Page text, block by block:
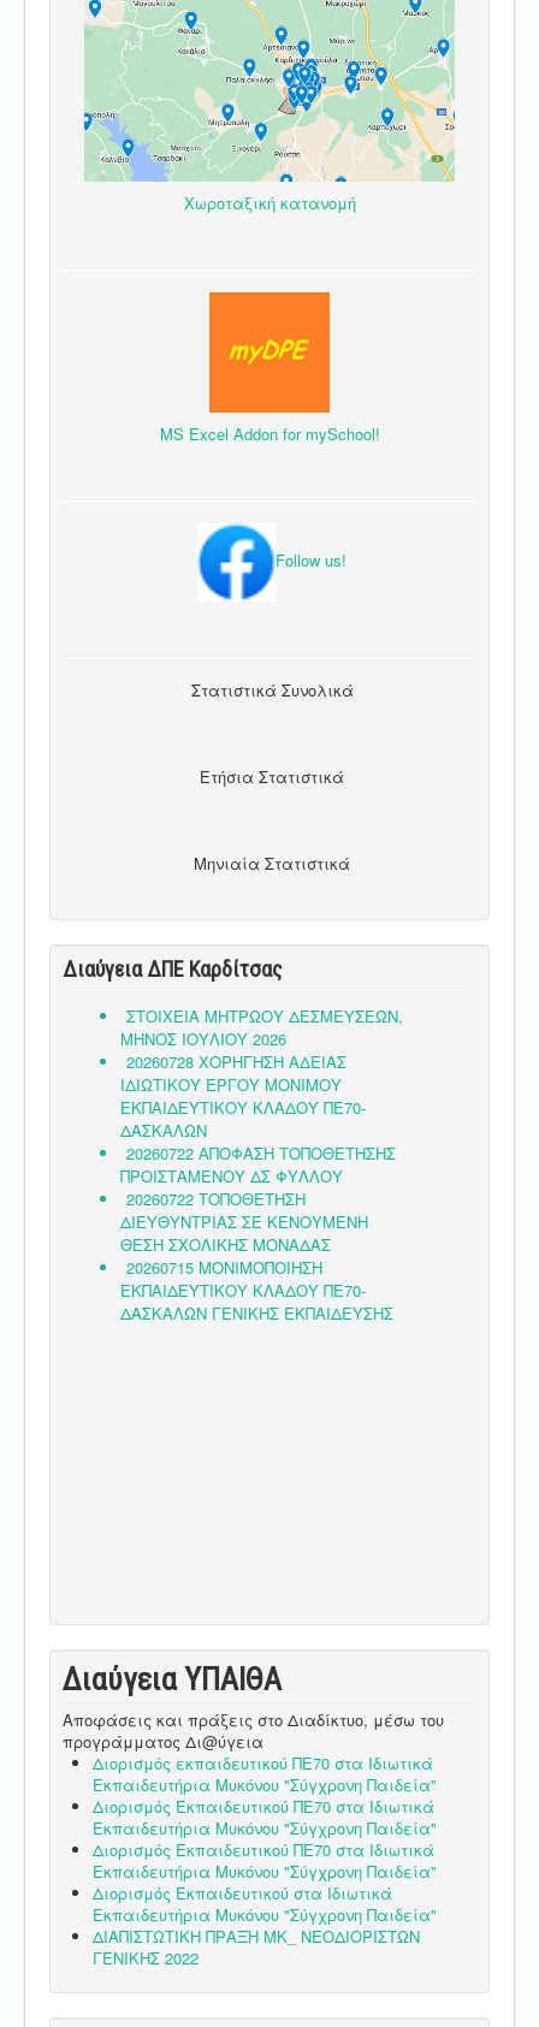
Χωροταξική κατανομή
MS Excel Addon for mySchool!
Follow us!
Στατιστικά Συνολικά
Ετήσια Στατιστικά
Μηνιαία Στατιστικά
Διαύγεια ΔΠΕ Καρδίτσας
Διαύγεια ΥΠΑΙΘA
Αποφάσεις και πράξεις στο Διαδίκτυο, μέσω του
προγράμματος Δι@ύγεια
Διορισμός εκπαιδευτικού ΠΕ70 στα Ιδιωτικά
Εκπαιδευτήρια Μυκόνου "Σύγχρονη Παιδεία"
Διορισμός Εκπαιδευτικού ΠΕ70 στα Ιδιωτικά
Εκπαιδευτήρια Μυκόνου "Σύγχρονη Παιδεία"
Διορισμός Εκπαιδευτικού ΠΕ70 στα Ιδιωτικά
Εκπαιδευτήρια Μυκόνου "Σύγχρονη Παιδεία"
Διορισμός Εκπαιδευτικού στα Ιδιωτικά
Εκπαιδευτήρια Μυκόνου "Σύγχρονη Παιδεία"
ΔΙΑΠΙΣΤΩΤΙΚΗ ΠΡΑΞΗ ΜΚ_ ΝΕΟΔΙΟΡΙΣΤΩΝ
ΓΕΝΙΚΗΣ 2022